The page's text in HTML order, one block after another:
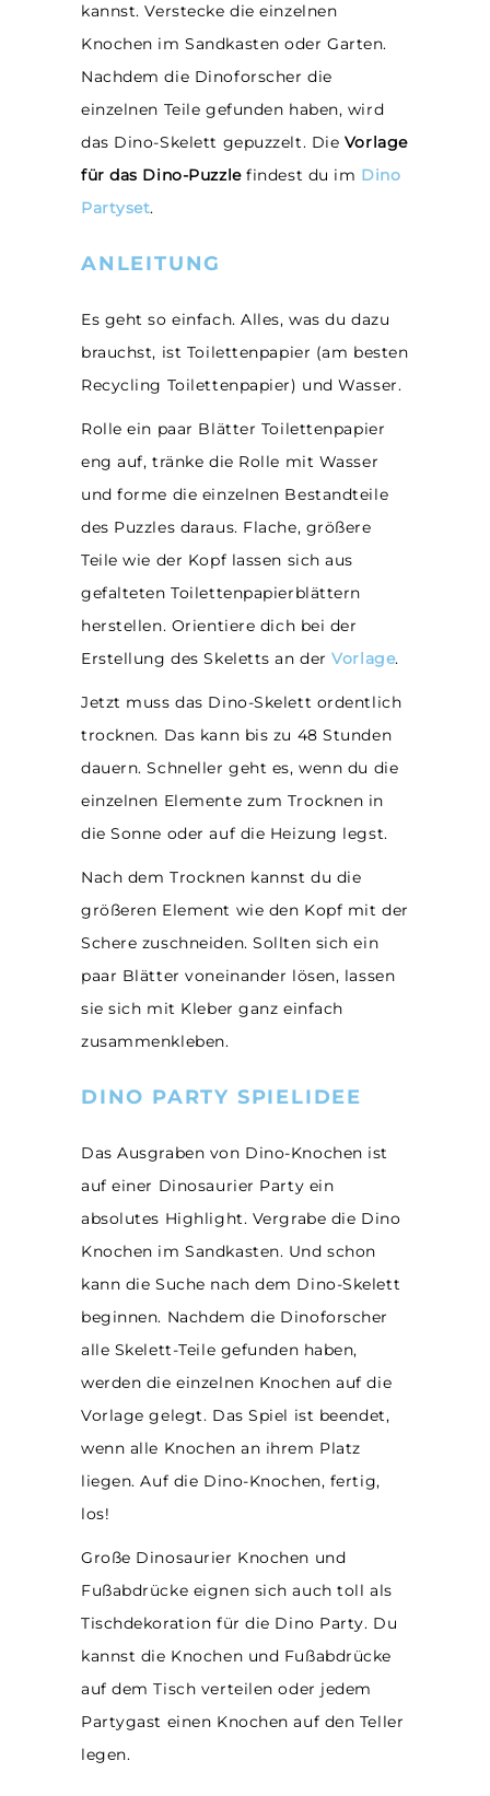
kannst. Verstecke die einzelnen
Knochen im Sandkasten oder Garten.
Nachdem die Dinoforscher die
einzelnen Teile gefunden haben, wird
das Dino-Skelett gepuzzelt. Die Vorlage
für das Dino-Puzzlefindest du im Dino
Partyset.
ANLEITUNG
Es geht so einfach. Alles, was du dazu
brauchst, ist Toilettenpapier (am besten
Recycling Toilettenpapier) und Wasser.
Rolle ein paar Blätter Toilettenpapier
eng auf, tränke die Rolle mit Wasser
und forme die einzelnen Bestandteile
des Puzzles daraus. Flache, größere
Teile wie der Kopf lassen sich aus
gefalteten Toilettenpapierblättern
herstellen. Orientiere dich bei der
Erstellung des Skeletts an derVorlage.
Jetzt muss das Dino-Skelett ordentlich
trocknen. Das kann bis zu 48 Stunden
dauern. Schneller geht es, wenn du die
einzelnen Elemente zum Trocknen in
die Sonne oder auf die Heizung legst.
Nach dem Trocknen kannst du die
größeren Element wie den Kopf mit der
Schere zuschneiden. Sollten sich ein
paar Blätter voneinander lösen, lassen
sie sich mit Kleber ganz einfach
zusammenkleben.
DINO PARTY SPIELIDEE
Das Ausgraben von Dino-Knochen ist
auf einer Dinosaurier Party ein
absolutes Highlight. Vergrabe die Dino
Knochen im Sandkasten. Und schon
kann die Suche nach dem Dino-Skelett
beginnen. Nachdem die Dinoforscher
alle Skelett-Teile gefunden haben,
werden die einzelnen Knochen auf die
Vorlage gelegt. Das Spiel ist beendet,
wenn alle Knochen an ihrem Platz
liegen. Auf die Dino-Knochen, fertig,
los!
Große Dinosaurier Knochen und
Fußabdrücke eignen sich auch toll als
Tischdekoration für die Dino Party. Du
kannst die Knochen und Fußabdrücke
auf dem Tisch verteilen oder jedem
Partygast einen Knochen auf den Teller
legen.